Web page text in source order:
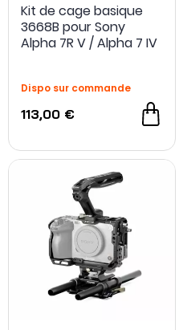
NOUVEAU
Kit de cage basique
3668B pour Sony
Alpha 7R V / Alpha 7 IV
Dispo sur commande
113,00 €